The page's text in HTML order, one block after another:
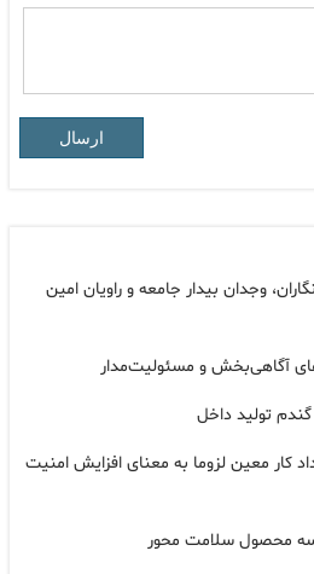
ارسال
وجدان بیدار جامعه و راویان امین
آگاهی‌بخش و مسئولیت‌مدار
تولید داخل
کار معین لزوما به معنای افزایش امنیت
سه محصول سلامت محور